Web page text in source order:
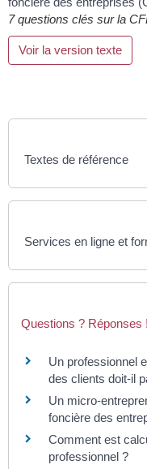
7 questions clés sur la
Voir la version texte
Textes de référence
Services en ligne et
Questions ? Réponses !
Un professionnel
des clients doit-il
Un micro-
foncière des
Comment est
professionnel ?